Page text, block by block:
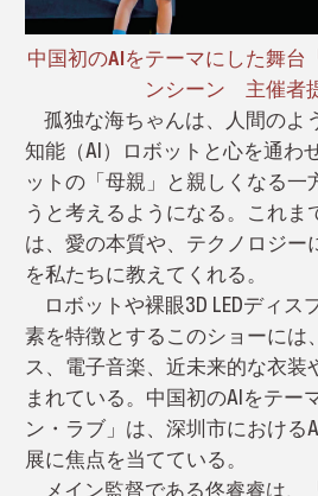
中国初のAIをテーマにした舞台
ンシーン 主催者
孤独な海ちゃんは、人間のよ
知能（AI）ロボットと心を通わ
ットの「母親」と親しくなる一
うと考えるようになる。これま
は、愛の本質や、テクノロジー
を私たちに教えてくれる。
ロボットや裸眼3D LEDディス
素を特徴とするこのショーには
ス、電子音楽、近未来的な衣装
まれている。中国初のAIをテー
ン・ラブ」は、深圳市における
展に焦点を当てている。
メイン監督である佟睿睿は、